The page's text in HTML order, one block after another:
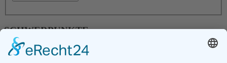
SCHWERPUNKTE
– Externer Gefahrgutbeauftragter